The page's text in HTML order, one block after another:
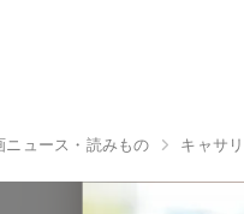
ニュース・読みもの キャサ